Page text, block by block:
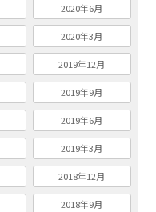
2020年6月
2020年3月
2019年12月
2019年9月
2019年6月
2019年3月
2018年12月
2018年9月